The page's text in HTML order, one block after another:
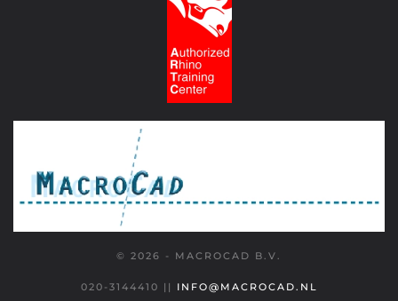
© 2026 - MACROCAD B.V.
020-3144410 || INFO@MACROCAD.NL